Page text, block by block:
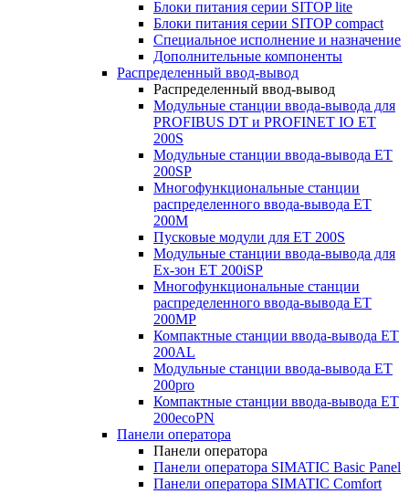
Блоки питания серии SITOP lite
Блоки питания серии SITOP compact
Специальное исполнение и назначение
Дополнительные компоненты
Распределенный ввод-вывод
Распределенный ввод-вывод
Модульные станции ввода-вывода для
PROFIBUS DT и PROFINET IO ET
200S
Модульные станции ввода-вывода ET
200SP
Многофункциональные станции
распределенного ввода-вывода ET
200M
Пусковые модули для ET 200S
Модульные станции ввода-вывода для
Ex-зон ET 200iSP
Многофункциональные станции
распределенного ввода-вывода ET
200MP
Компактные станции ввода-вывода ET
200AL
Модульные станции ввода-вывода ET
200pro
Компактные станции ввода-вывода ET
200ecoPN
Панели оператора
Панели оператора
Панели оператора SIMATIC Basic Panel
Панели оператора SIMATIC Comfort